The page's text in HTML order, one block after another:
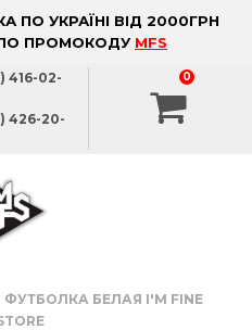
УКРАЇНІ ВІД 2000ГРН
ПО ПРОМОКОДУ MFS
416-02-
426-20-
0
ФУТБОЛКА БЕЛАЯ I'M FINE